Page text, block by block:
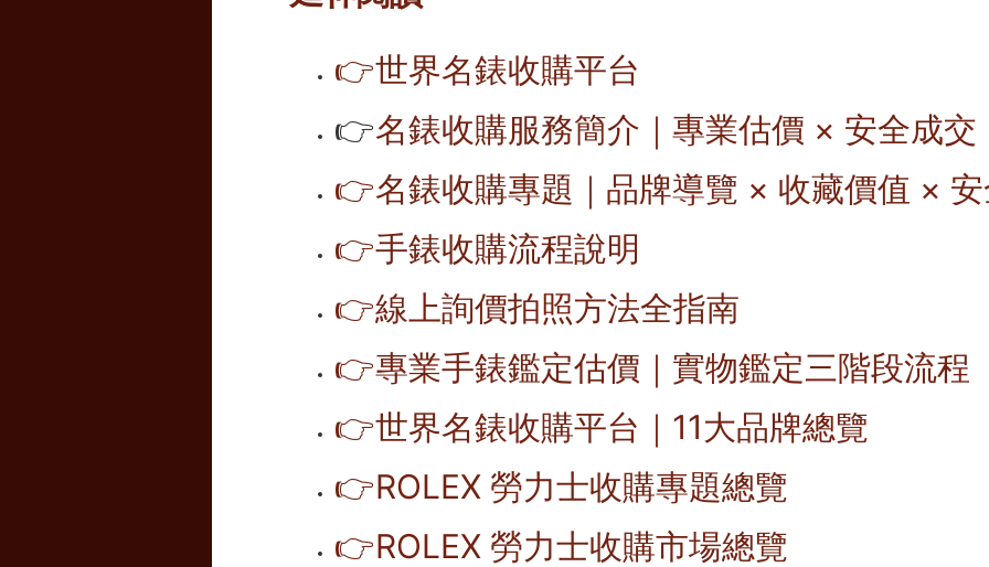
👉世界名錶收購平台
👉名錶收購服務簡介｜專業估價 × 安全成交
👉名錶收購專題｜品牌導覽 × 收藏價值 ×
👉手錶收購流程說明
👉線上詢價拍照方法全指南
👉專業手錶鑑定估價｜實物鑑定三階段流程
👉世界名錶收購平台｜11大品牌總覽
👉ROLEX 勞力士收購專題總覽
👉ROLEX 勞力士收購市場總覽